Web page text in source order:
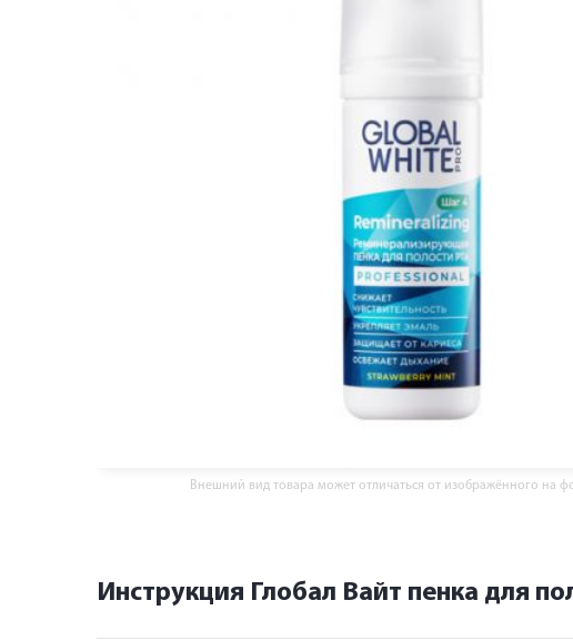
Внешний вид товара может отличаться от изображённого на
Инструкция Глобал Вайт пенка для